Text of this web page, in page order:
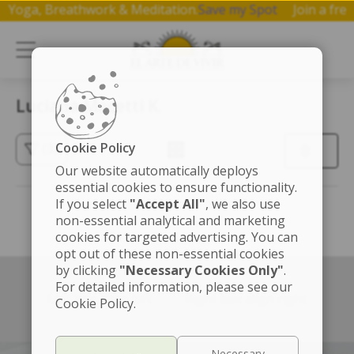
Yoga, Breathwork & Meditation.Save my Spot Join a
Luciana Macetti K.
(3)
Left box align left Right box align right
Cookie Policy
Our website automatically deploys
essential cookies to ensure functionality.
If you select "Accept All", we also use
non-essential analytical and marketing
cookies for targeted advertising. You can
opt out of these non-essential cookies
by clicking "Necessary Cookies Only".
For detailed information, please see our
Cookie Policy.